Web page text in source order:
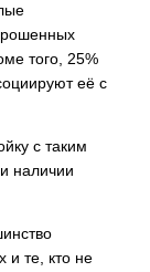
того, 25%
её с
с таким
наличии
и те, кто не